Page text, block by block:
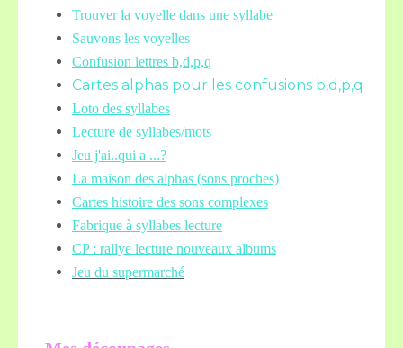
Trouver la voyelle dans une syllabe
Sauvons les voyelles
Confusion lettres b,d,p,q
Cartes alphas pour les confusions b,d,p,q
Loto des syllabes
Lecture de syllabes/mots
Jeu j'ai..qui a ...?
La maison des alphas (sons proches)
Cartes histoire des sons complexes
Fabrique à syllabes lecture
CP : rallye lecture nouveaux albums
Jeu du supermarché